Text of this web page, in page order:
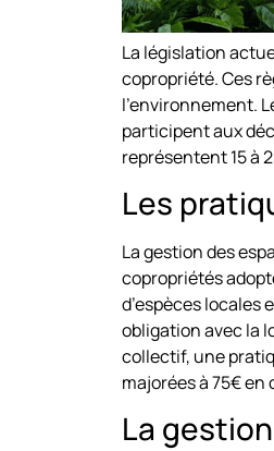
La législation
copropriété. Ces
l’environnement.
participent aux
représentent 15 à
Les
La gestion des
copropriétés
d’espèces locales
obligation avec la
collectif, une
majorées à 75€
La